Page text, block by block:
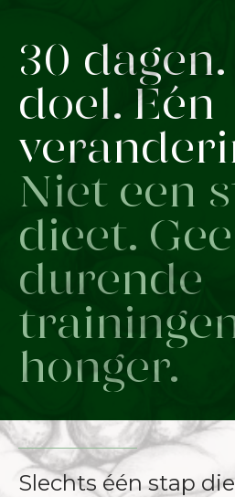
30 dagen.
doel. Eén
Niet een
dieet.
durende
honger.
Slechts één stap